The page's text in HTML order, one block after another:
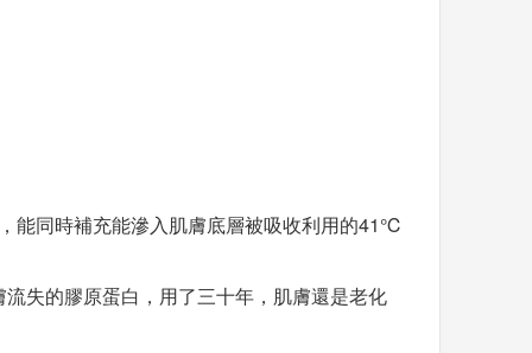
能同時補充能滲入肌膚底層被吸收利用的41℃
失的膠原蛋白，用了三十年，肌膚還是老化